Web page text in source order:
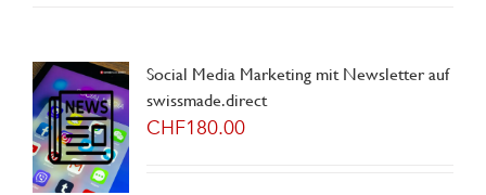
Social Media Marketing mit Newsletter auf
swissmade.direct
CHF180.00